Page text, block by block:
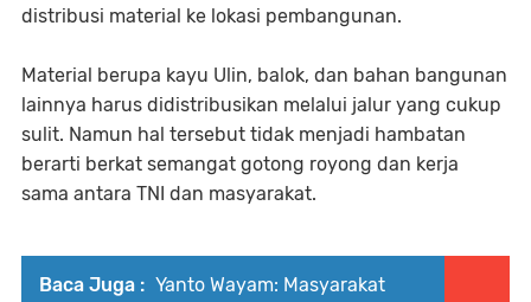
distribusi material ke lokasi pembangunan.
Material berupa kayu Ulin, balok, dan bahan bangunan
lainnya harus didistribusikan melalui jalur yang cukup
sulit. Namun hal tersebut tidak menjadi hambatan
berarti berkat semangat gotong royong dan kerja
sama antara TNI dan masyarakat.
Baca Juga : Yanto Wayam: Masyarakat